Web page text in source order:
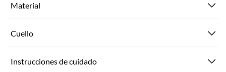
Material
Cuello
Instrucciones de cuidado